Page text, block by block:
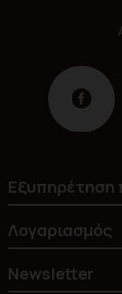
Εξυπηρέτηση
Λογαριασμός
Newsletter